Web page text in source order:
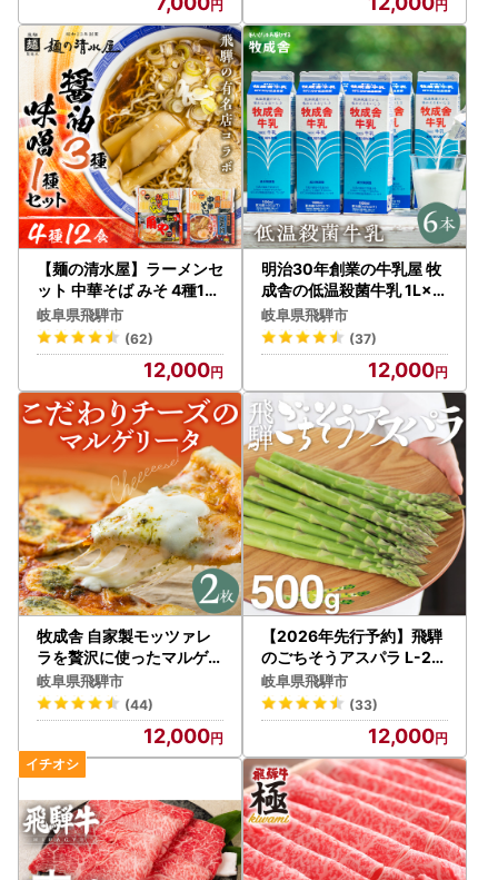
【麺の清水屋】ラーメンセ
ット 中華そば みそ 4種12
食 ラーメン
岐阜県飛騨市
(62)
12,000
明治30年創業の牛乳屋 牧
成舎の低温殺菌牛乳 1L×6
本[AI002]
岐阜県飛騨市
(37)
12,000
牧成舎 自家製モッツァレ
ラを贅沢に使ったマルゲリ
ータピザ 直径24cm ピザ2
枚セット [AI060]
岐阜県飛騨市
(44)
12,000
【2026年先行予約】飛騨
のごちそうアスパラ L-2L
サイズ 500g アスパラガ
ス syun77
岐阜県飛騨市
(33)
12,000